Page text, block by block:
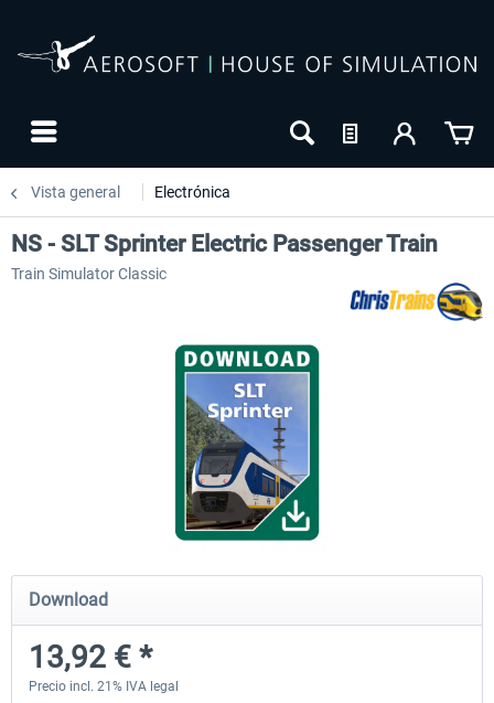
Vista general Electrónica
ICE 4 (Class 412)
35,54 € *
Stadler Flirt 3
NS - SLT Sprinter Electric Passenger Train
Train Simulator Classic
Download
13,92 € *
Precio incl. 21% IVA legal